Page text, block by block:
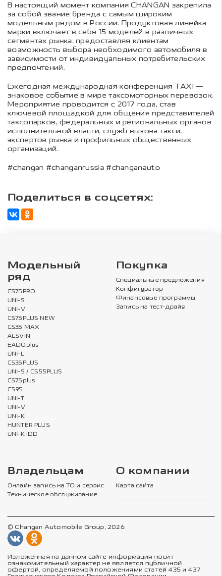
В настоящий момент компания CHANGAN закрепила
за собой звание бренда с самым широким
модельным рядом в России. Продуктовая линейка
марки включает в себя 15 моделей в различных
сегментах рынка, предоставляя клиентам
возможность выбора необходимого автомобиля в
зависимости от индивидуальных потребительских
предпочтений.
Ежегодная международная конференция TAXI —
знаковое событие в мире таксомоторных перевозок.
Мероприятие проводится с 2017 года, став
ключевой площадкой для общения представителей
таксопарков, федеральных и региональных органов
исполнительной власти, служб вызова такси,
экспертов рынка и профильных общественных
организаций.
#changan #changanrussia #changanauto
Поделиться в соцсетях:
Модельный
ряд
CS75PRO
UNI-S
UNI-V
CS75PLUS NEW
CS35 MAX
ALSVIN
EADOplus
UNI-L
CS35PLUS
UNI-S / CS55PLUS
CS75plus
CS95
UNI-T
UNI-V
UNI-K
HUNTER PLUS
UNI-K iDD
Покупка
Специальные предложения
Конфигуратор
Финансовые программы
Запись на тест-драйв
Владельцам
Онлайн запись на ТО и сервис
Техническое обслуживание
О компании
Карта сайта
© Changan Automobile Group, 2026
Изложенная на данном сайте информация носит
ознакомительный характер не является публичной
офертой, определяемой положениями статей 435 и 437